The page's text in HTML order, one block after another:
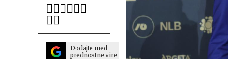
Dodajte med
prednostne vire